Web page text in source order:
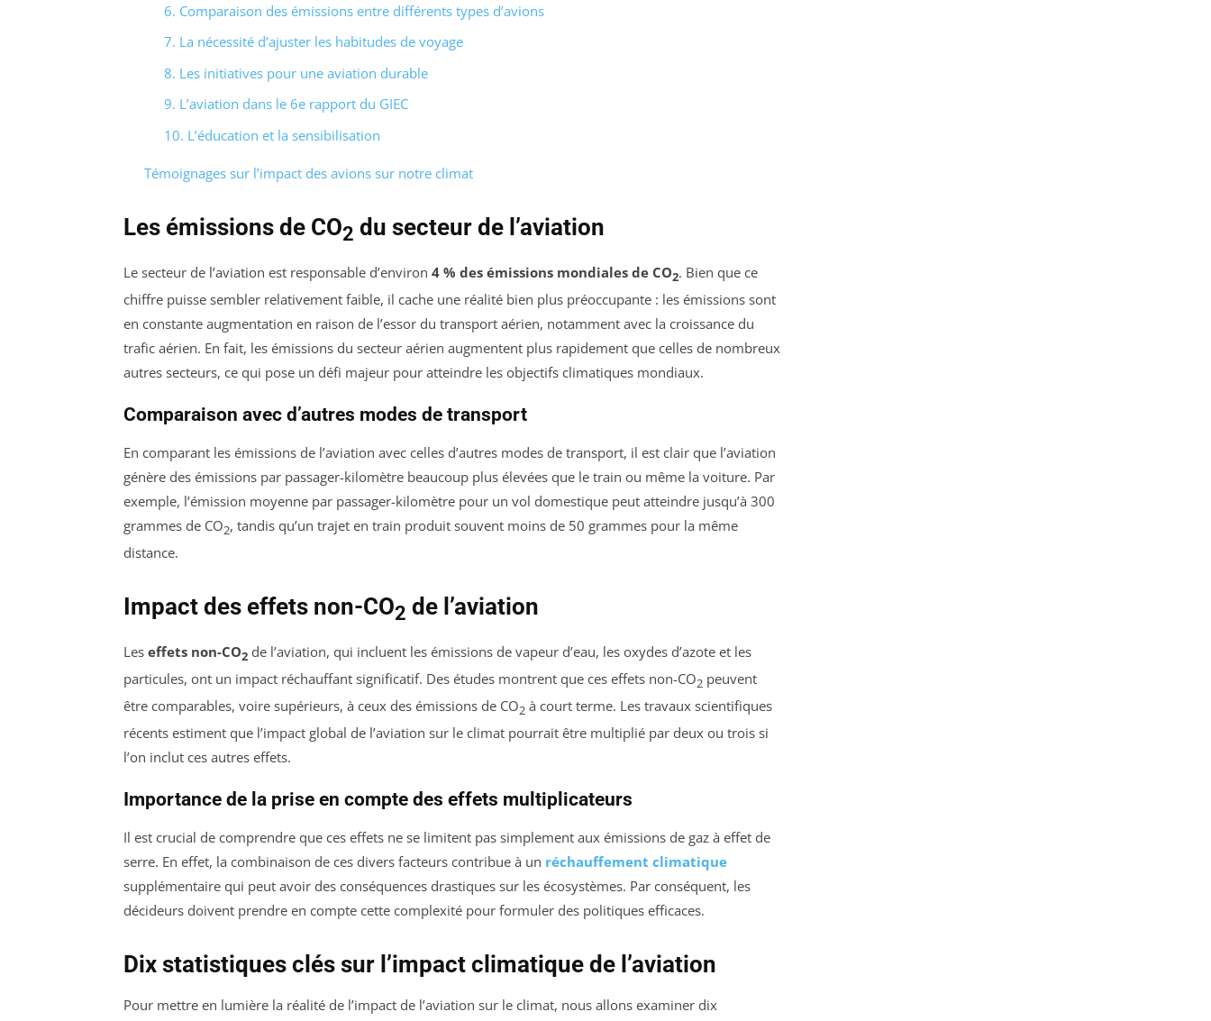
6. Comparaison des émissions entre différents types d’avions
7. La nécessité d’ajuster les habitudes de voyage
8. Les initiatives pour une aviation durable
9. L’aviation dans le 6e rapport du GIEC
10. L’éducation et la sensibilisation
Témoignages sur l’impact des avions sur notre climat
Les émissions de CO2 du secteur de l’aviation
Le secteur de l’aviation est responsable d’environ 4 % des émissions mondiales de CO2. Bien que ce
chiffre puisse sembler relativement faible, il cache une réalité bien plus préoccupante : les émissions sont
en constante augmentation en raison de l’essor du transport aérien, notamment avec la croissance du
trafic aérien. En fait, les émissions du secteur aérien augmentent plus rapidement que celles de nombreux
autres secteurs, ce qui pose un défi majeur pour atteindre les objectifs climatiques mondiaux.
Comparaison avec d’autres modes de transport
En comparant les émissions de l’aviation avec celles d’autres modes de transport, il est clair que l’aviation
génère des émissions par passager-kilomètre beaucoup plus élevées que le train ou même la voiture. Par
exemple, l’émission moyenne par passager-kilomètre pour un vol domestique peut atteindre jusqu’à 300
grammes de CO2, tandis qu’un trajet en train produit souvent moins de 50 grammes pour la même
distance.
Impact des effets non-CO2 de l’aviation
Les effets non-CO2 de l’aviation, qui incluent les émissions de vapeur d’eau, les oxydes d’azote et les
particules, ont un impact réchauffant significatif. Des études montrent que ces effets non-CO2 peuvent
être comparables, voire supérieurs, à ceux des émissions de CO2 à court terme. Les travaux scientifiques
récents estiment que l’impact global de l’aviation sur le climat pourrait être multiplié par deux ou trois si
l’on inclut ces autres effets.
Importance de la prise en compte des effets multiplicateurs
Il est crucial de comprendre que ces effets ne se limitent pas simplement aux émissions de gaz à effet de
serre. En effet, la combinaison de ces divers facteurs contribue à un réchauffement climatique
supplémentaire qui peut avoir des conséquences drastiques sur les écosystèmes. Par conséquent, les
décideurs doivent prendre en compte cette complexité pour formuler des politiques efficaces.
Dix statistiques clés sur l’impact climatique de l’aviation
Pour mettre en lumière la réalité de l’impact de l’aviation sur le climat, nous allons examiner dix